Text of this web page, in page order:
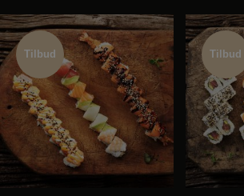
Tilbud
Tilbud
Tilbud
Tilbud